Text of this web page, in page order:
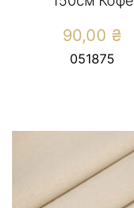
90,00 ₴
051875